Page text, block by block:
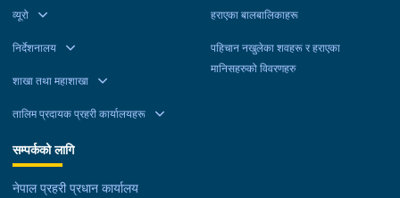
व्यूरो
निर्देशनालय
शाखा तथा महाशाखा
तालिम प्रदायक प्रहरी कार्यालयहरू
हराएका बालबालिकाहरू
पहिचान नखुलेका शवहरू र हराएका
मानिसहरुको विवरणहरु
सम्पर्कको लागि
नेपाल प्रहरी प्रधान कार्यालय